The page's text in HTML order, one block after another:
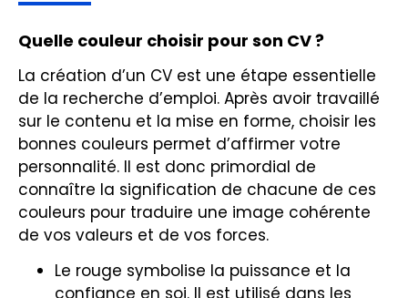
Quelle couleur choisir pour son CV ?
La création d’un CV est une étape essentielle
de la recherche d’emploi. Après avoir travaillé
sur le contenu et la mise en forme, choisir les
bonnes couleurs permet d’affirmer votre
personnalité. Il est donc primordial de
connaître la signification de chacune de ces
couleurs pour traduire une image cohérente
de vos valeurs et de vos forces.
Le rouge symbolise la puissance et la